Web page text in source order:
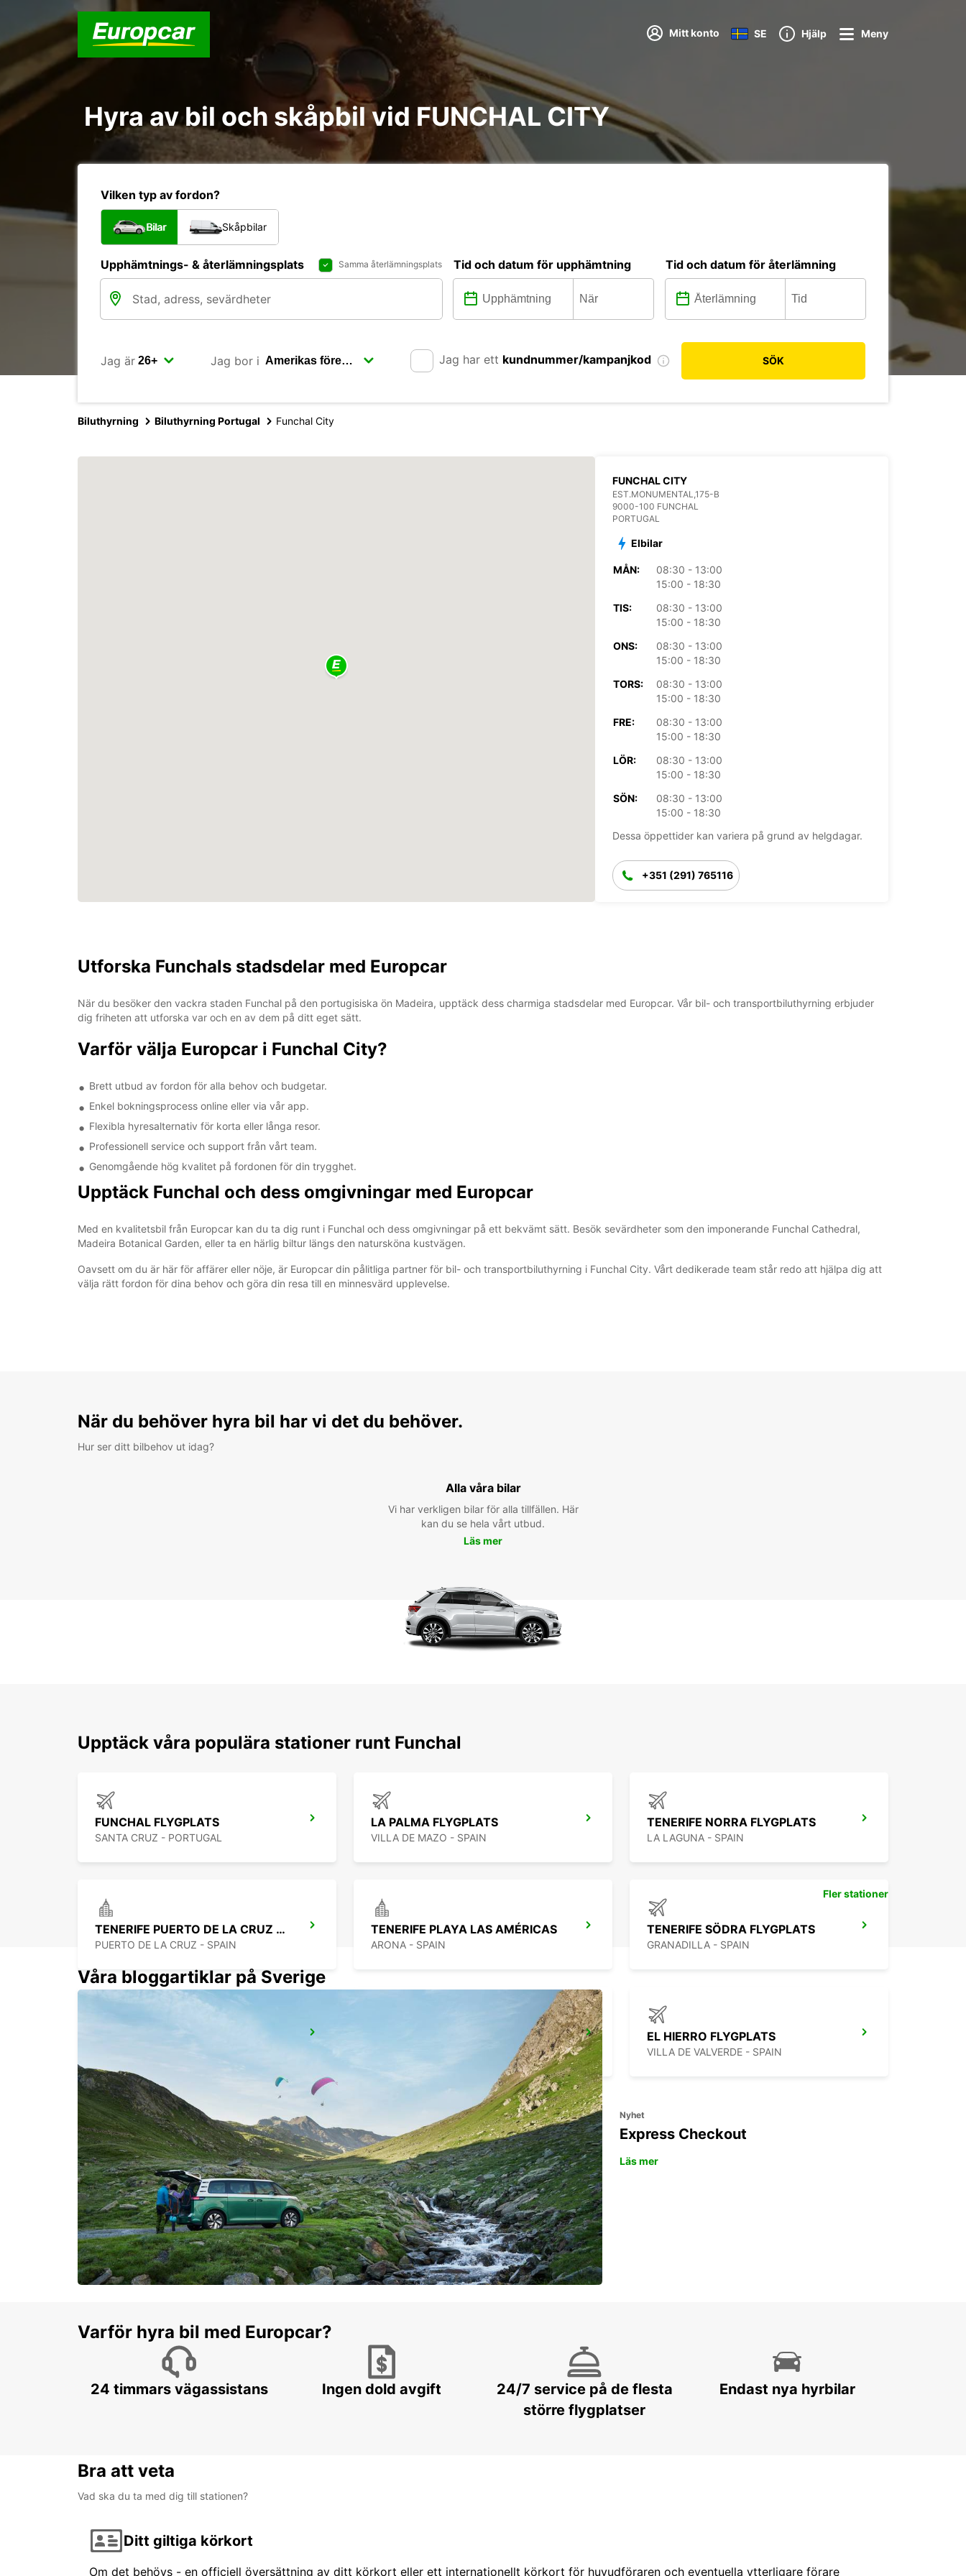
Mitt konto SE Hjälp Meny
Hyra av bil och skåpbil vid FUNCHAL CITY
Vilken typ av fordon?
Bilar Skåpbilar
Upphämtnings- & återlämningsplats Samma återlämningsplats Tid och datum för upphämtning Tid och datum för återlämning
Jag är Jag bor i Jag har ett kundnummer/kampanjkod SÖK
Biluthyrning Biluthyrning Portugal Funchal City
FUNCHAL CITY
EST.MONUMENTAL,175-B
9000-100 FUNCHAL
PORTUGAL
Elbilar
MÅN:
08:30 - 13:00
15:00 - 18:30
TIS:
08:30 - 13:00
15:00 - 18:30
ONS:
08:30 - 13:00
15:00 - 18:30
TORS:
08:30 - 13:00
15:00 - 18:30
FRE:
08:30 - 13:00
15:00 - 18:30
LÖR:
08:30 - 13:00
15:00 - 18:30
SÖN:
08:30 - 13:00
15:00 - 18:30
Dessa öppettider kan variera på grund av helgdagar.
+351 (291) 765116
Utforska Funchals stadsdelar med Europcar
När du besöker den vackra staden Funchal på den portugisiska ön Madeira, upptäck dess charmiga stadsdelar med Europcar. Vår bil- och transportbiluthyrning erbjuder
dig friheten att utforska var och en av dem på ditt eget sätt.
Varför välja Europcar i Funchal City?
Brett utbud av fordon för alla behov och budgetar.
Enkel bokningsprocess online eller via vår app.
Flexibla hyresalternativ för korta eller långa resor.
Professionell service och support från vårt team.
Genomgående hög kvalitet på fordonen för din trygghet.
Upptäck Funchal och dess omgivningar med Europcar
Med en kvalitetsbil från Europcar kan du ta dig runt i Funchal och dess omgivningar på ett bekvämt sätt. Besök sevärdheter som den imponerande Funchal Cathedral,
Madeira Botanical Garden, eller ta en härlig biltur längs den natursköna kustvägen.
Oavsett om du är här för affärer eller nöje, är Europcar din pålitliga partner för bil- och transportbiluthyrning i Funchal City. Vårt dedikerade team står redo att hjälpa dig att
välja rätt fordon för dina behov och göra din resa till en minnesvärd upplevelse.
När du behöver hyra bil har vi det du behöver.
Hur ser ditt bilbehov ut idag?
Alla våra bilar
Vi har verkligen bilar för alla tillfällen. Här
kan du se hela vårt utbud.
Läs mer
Upptäck våra populära stationer runt Funchal
FUNCHAL FLYGPLATS
SANTA CRUZ - PORTUGAL
LA PALMA FLYGPLATS
VILLA DE MAZO - SPAIN
TENERIFE NORRA FLYGPLATS
LA LAGUNA - SPAIN
TENERIFE PUERTO DE LA CRUZ LA PAZ
PUERTO DE LA CRUZ - SPAIN
TENERIFE PLAYA LAS AMÉRICAS
ARONA - SPAIN
TENERIFE SÖDRA FLYGPLATS
GRANADILLA - SPAIN
GRAN CANARIA FLYGPLATS EL HIERRO FLYGPLATS
VILLA DE VALVERDE - SPAIN
Fler stationer
Våra bloggartiklar på Sverige
Nyhet
Express Checkout
Läs mer
Varför hyra bil med Europcar?
24 timmars vägassistans Ingen dold avgift
24/7 service på de flesta
större flygplatser
Endast nya hyrbilar
Bra att veta
Vad ska du ta med dig till stationen?
Ditt giltiga körkort
Om det behövs - en officiell översättning av ditt körkort eller ett internationellt körkort för huvudföraren och eventuella ytterligare förare